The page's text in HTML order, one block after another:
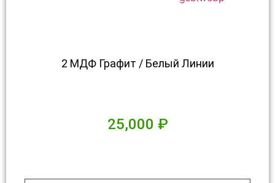
2 МДФ Графит / Белый Линии
25,000 ₽